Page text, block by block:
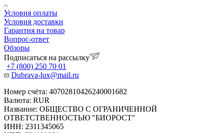
Условия оплаты
Условия доставки
Гарантия на товар
Вопрос-ответ
Обзоры
Подписаться на рассылку
+7 (800) 250 70 01
Dubrava-lux@mail.ru
Номер счёта: 40702810426240001682
Валюта: RUR
Название: ОБЩЕСТВО С ОГРАНИЧЕННОЙ
ОТВЕТСТВЕННОСТЬЮ "БИОРОСТ"
ИНН: 2311345065